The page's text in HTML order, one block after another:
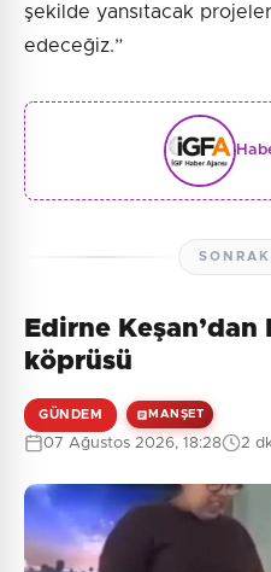
şekilde yansıtacak
edeceğiz.”
Edirne Keşan’dan
köprüsü
GÜNDEM MANŞET
07 Ağustos 2026, 18:28 2